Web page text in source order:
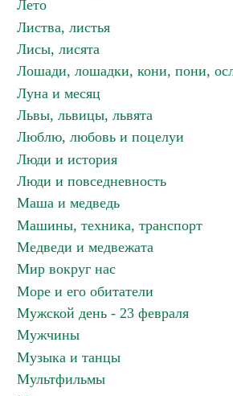
Лето
Листва, листья
Лисы, лисята
Лошади, лошадки, кони, пони,
Луна и месяц
Львы, львицы, львята
Люблю, любовь и поцелуи
Люди и история
Люди и повседневность
Маша и медведь
Машины, техника, транспорт
Медведи и медвежата
Мир вокруг нас
Море и его обитатели
Мужской день - 23 февраля
Мужчины
Музыка и танцы
Мультфильмы